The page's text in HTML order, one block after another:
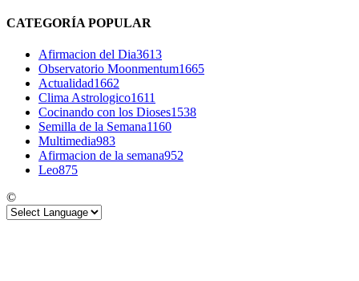
CATEGORÍA POPULAR
Afirmacion del Dia3613
Observatorio Moonmentum1665
Actualidad1662
Clima Astrologico1611
Cocinando con los Dioses1538
Semilla de la Semana1160
Multimedia983
Afirmacion de la semana952
Leo875
©